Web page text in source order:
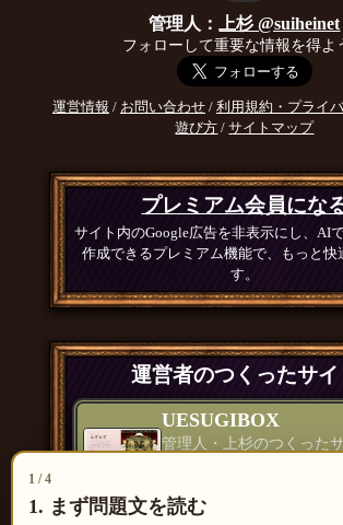
1 / 4
1. まず問題文を読む
管理人：上杉 @suiheinet
フォローして重要な情報を得よ
運営情報 / お問い合わせ/ 利用規約・プライ
遊び方 /サイトマップ
プレミアム会員にな
サイト内のGoogle広告を非表示にし、AI
作成できるプレミアム機能で、もっと快
す。
運営者のつくったサイ
UESUGIBOX
管理人・上杉のつくった
つくったもの一覧 ＞